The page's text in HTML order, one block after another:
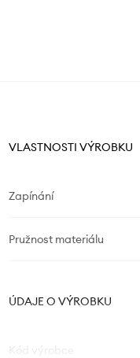
VLASTNOSTI VÝROBKU
Zapínání
Pružnost materiálu
ÚDAJE O VÝROBKU